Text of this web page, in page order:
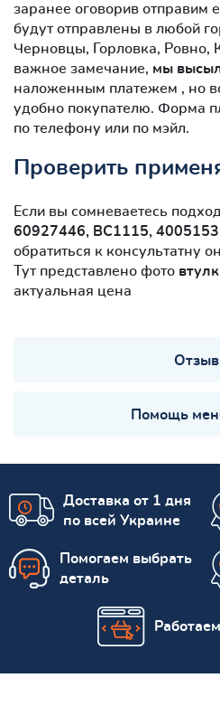
заранее оговорив отправим
будут отправлены в любой
Черновцы, Горловка, Ровно,
важное замечание, мы
наложенным платежем , но
удобно покупателю. Форма
по телефону или по мэйл.
Проверить
Если вы сомневаетесь
60927446, BC1115, 4005153
обратиться к консультатну
Тут представлено фото
актуальная цена
Помощь
Доставка от 1 дня
по всей Украине
Помогаем выбрать
деталь